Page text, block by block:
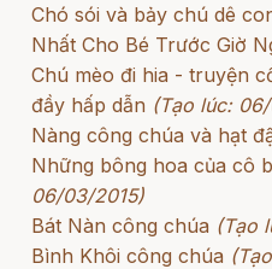
Chó sói và bảy chú dê
Nhất Cho Bé Trước Giờ
Chú mèo đi hia - truyện
đầy hấp dẫn (Tạo lúc:
Nàng công chúa và hạt
Những bông hoa của cô
06/03/2015)
Bát Nàn công chúa (Tạo
Bình Khôi công chúa